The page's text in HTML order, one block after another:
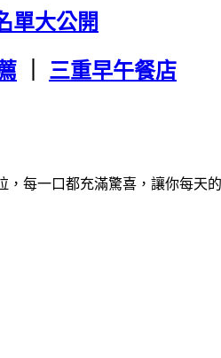
單大公開
三重早午餐店
每一口都充滿驚喜，讓你每天